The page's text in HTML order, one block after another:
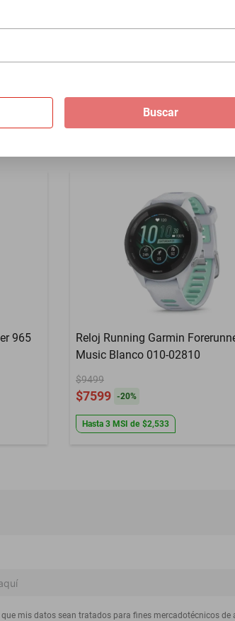
Buscar
$1908
965
Reloj Running Garmin
Music Blanco 010-02810
$9499
$7599 -20%
Hasta 3 MSI de $2,533
mis datos sean tratados para fines mercadotécnicos de